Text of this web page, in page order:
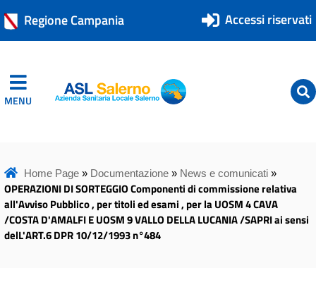
Regione Campania Accessi riservati
MENU ASL Salerno
ASL Salerno
Home Page» Documentazione» News e comunicati»
OPERAZIONI DI SORTEGGIO Componenti di commissione relativa
all'Avviso Pubblico , per titoli ed esami , per la UOSM 4 CAVA
/COSTA D'AMALFI E UOSM 9 VALLO DELLA LUCANIA /SAPRI ai sensi
delL'ART.6 DPR 10/12/1993 n°484